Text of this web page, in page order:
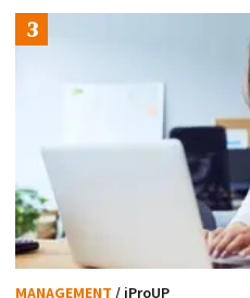
MANAGEMENT / iProUP